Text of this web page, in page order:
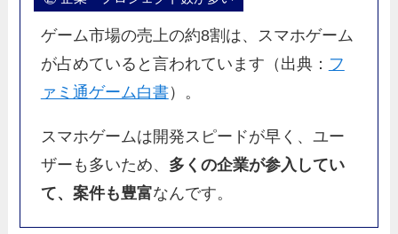
ゲーム市場の売上の約8割は、スマホゲーム
が占めていると言われています（出典： フ
ァミ通ゲーム白書）。
スマホゲームは開発スピードが早く、ユー
ザーも多いため、 多くの企業が参入してい
て、案件も豊富なんです。